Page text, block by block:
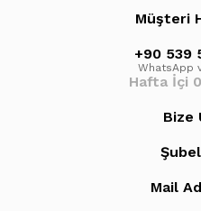
Müşteri
+90 539
WhatsApp
Hafta İçi
Bize
Mail